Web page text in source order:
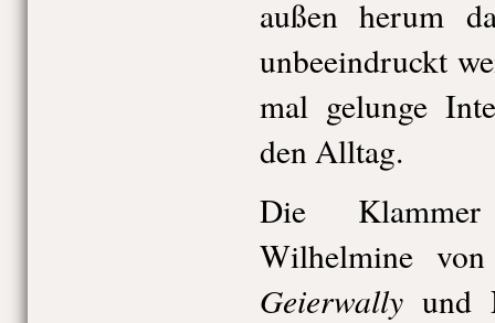
außen herum
unbeeindruckt
mal gelunge
den Alltag.
Die
Wilhelmine
Geierwallyund